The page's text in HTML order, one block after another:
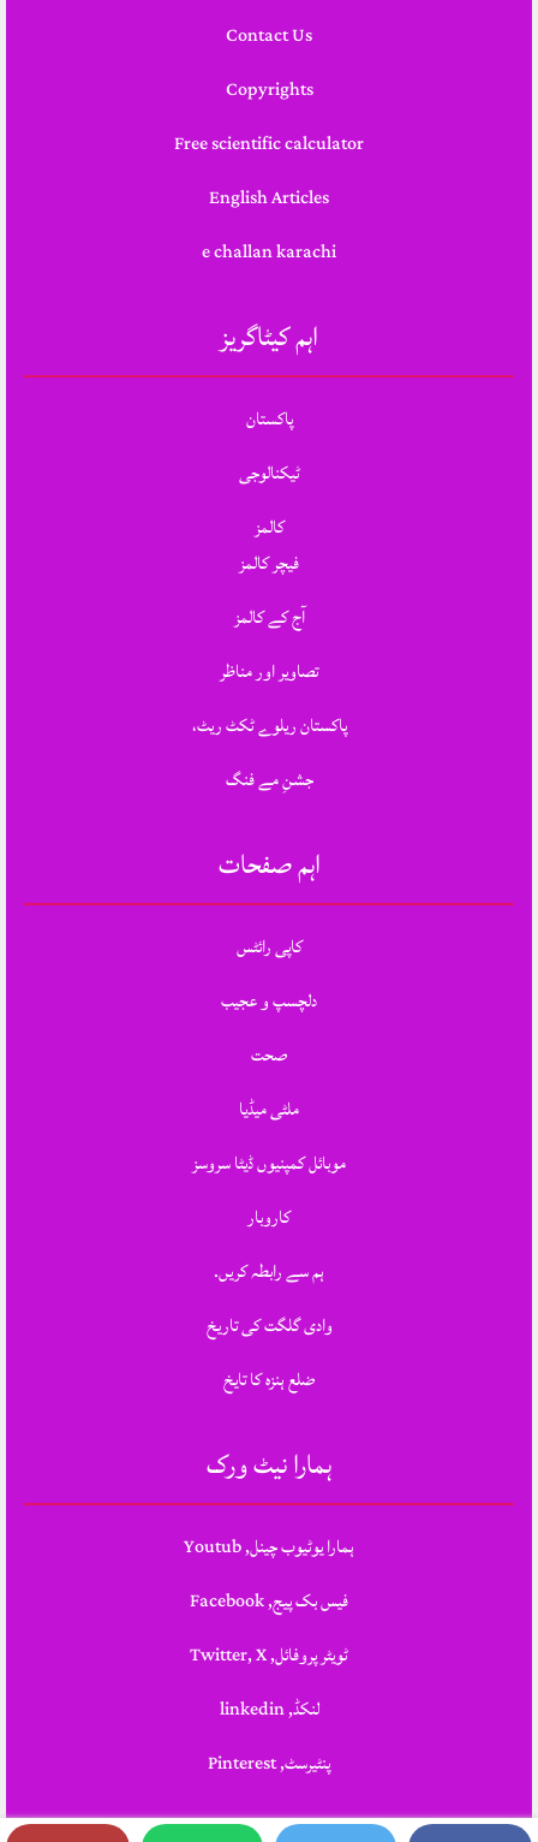
Contact Us
Copyrights
Free scientific calculator
English Articles
e challan karachi
اہم کیٹاگریز
پاکستان
ٹیکنالوجی
کالمز
فیچر کالمز
آج کے کالمز
تصاویر اور مناظر
پاکستان ریلوے ٹکٹ ریٹ،
جشنِ مے فنگ
اہم صفحات
کاپی رائٹس
دلچسپ و عجیب
صحت
ملٹی میڈیا
موبائل کمپنیوں ڈیٹا سروسز
کاروبار
ہم سے رابطہ کریں.
وادی گلگت کی تاریخ
ضلع ہنزہ کا تایخ
ہمارا نیٹ ورک
ہمارا یوٹیوب چینل, Youtub
فیس بک پیج, Facebook
ٹویٹر پروفائل, Twitter, X
لنکڈ, linkedin
پنٹیرسٹ, Pinterest